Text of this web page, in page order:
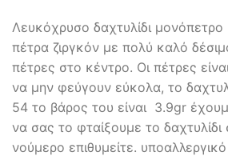
Λευκόχρυσο δαχτυλίδι
πέτρα ζιργκόν με πολύ καλό
πέτρες στο κέντρο. Οι πέτρες
να μην φεύγουν εύκολα, το
54 το βάρος του είναι 3.9gr
να σας το φταίξουμε το δαχτυλίδι
νούμερο επιθυμείτε. υποαλλεργικό